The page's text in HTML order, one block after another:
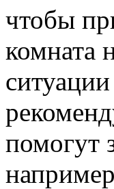
чтобы
комната
помогут